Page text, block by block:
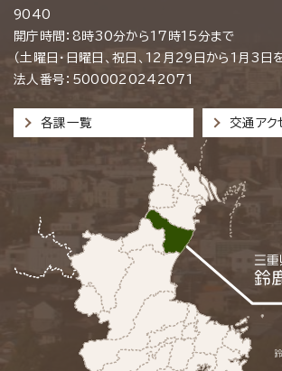
9040
開庁時間：8時30分から17時15分まで
（土曜日・日曜日、祝日、12月29日から1月3日を
法人番号：5000020242071
各課一覧 交通アク